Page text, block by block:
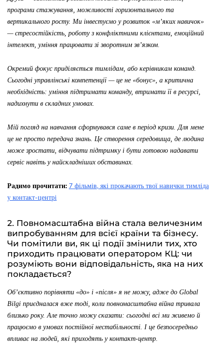
програми стажування, можливості горизонтального та
вертикального росту. Ми інвестуємо у розвиток «м’яких навичок»
— стресостійкість, роботу з конфліктними клієнтами, емоційний
інтелект, уміння працювати зі зворотним зв’язком.
Окремий фокус приділяється тимлідам, або керівникам команд.
Сьогодні управлінські компетенції — це не «бонус», а критична
необхідність: уміння підтримати команду, втримати її в ресурсі,
надихнути в складних умовах.
Мій погляд на навчання сформувався саме в період кризи. Для мене
це не просто передача знань. Це створення середовища, де людина
може зростати, відчувати підтримку і бути готовою надавати
сервіс навіть у найскладніших обставинах.
Радимо прочитати: 7 фільмів, які прокачають твої навички тимліда
у контакт-центрі
2. Повномасштабна війна стала величезним
випробуванням для всієї країни та бізнесу.
Чи помітили ви, як ці події змінили тих, хто
приходить працювати оператором КЦ: чи
розуміють вони відповідальність, яка на них
покладається?
Об’єктивно порівняти «до» і «після» я не можу, адже до Global
Bilgi приєдналася вже тоді, коли повномасштабна війна тривала
близько року. Але точно можу сказати: сьогодні всі ми живемо й
працюємо в умовах постійної нестабільності. І це безпосередньо
впливає на людей, які приходять у контакт-центр.